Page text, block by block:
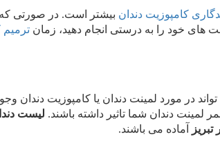
کامپوزیت دندان بیشتر است. در صورتی که
های خود را به درستی انجام دهید، زمان ترمیم
در مورد لمینت دندان یا کامپوزیت دندان
دندان شما تاثیر داشته باشند. لیست
آماده می باشند.